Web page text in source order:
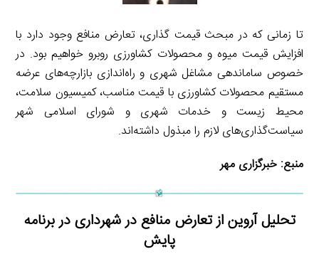
تا زمانی که در مبحث قیمت گذاری، تعارض منافع وجود دارد با
افزایش قیمت میوه و محصولات کشاورزی روبرو خواهیم بود. در
خصوص ساماندهی مشاغل شهری و راه‌اندازی بازارچه‌های عرضه
مستقیم محصولات کشاورزی با قیمت مناسب، کمیسیون سلامت،
محیط زیست و خدمات شهری و شورای اسلامی شهر
سیاست‌گذاری‌های لازم را مبذول داشته‌اند.
منبع: خبرگزاری مهر
تحلیل آروین از تعارض منافع در شهرداری در برنامه
پایش